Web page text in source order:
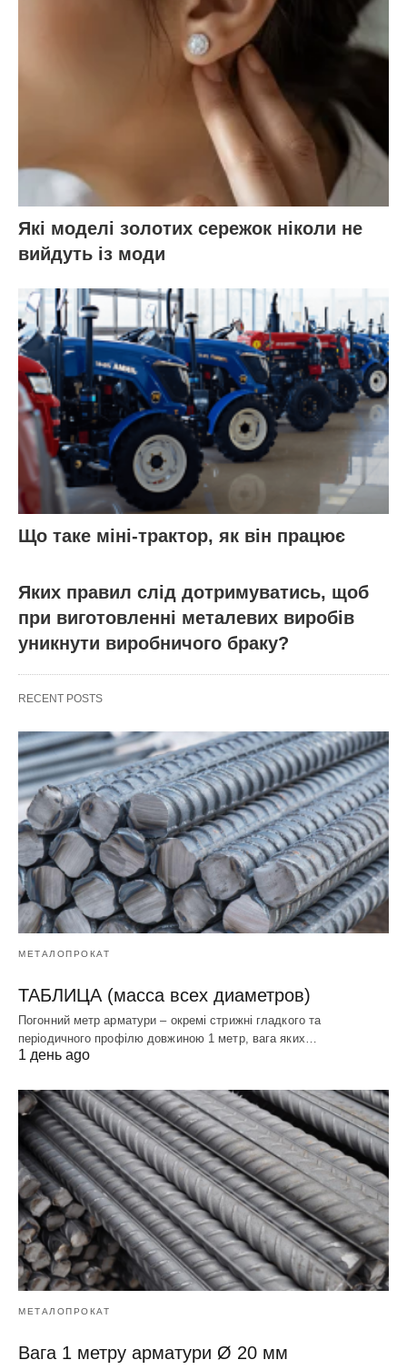
Які моделі золотих сережок ніколи не
вийдуть із моди
Що таке міні-трактор, як він працює
Яких правил слід дотримуватись, щоб
при виготовленні металевих виробів
уникнути виробничого браку?
RECENT POSTS
МЕТАЛОПРОКАТ
ТАБЛИЦА (масса всех диаметров)
Погонний метр арматури – окремі стрижні гладкого та
періодичного профілю довжиною 1 метр, вага яких…
1 день ago
МЕТАЛОПРОКАТ
Вага 1 метру арматури Ø 20 мм